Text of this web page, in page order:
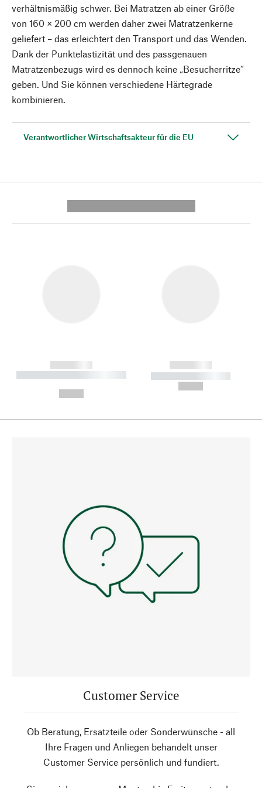
verhältnismäßig schwer. Bei Matratzen ab einer Größe
von 160 × 200 cm werden daher zwei Matratzenkerne
geliefert – das erleichtert den Transport und das Wenden.
Dank der Punktelastizität und des passgenauen
Matratzenbezugs wird es dennoch keine „Besucherritze“
geben. Und Sie können verschiedene Härtegrade
kombinieren.
Verantwortlicher Wirtschaftsakteur für die EU
------------
----------- ----------- --------
------------
----------- -----------
Customer Service
Ob Beratung, Ersatzteile oder Sonderwünsche - all
Ihre Fragen und Anliegen behandelt unser
Customer Service persönlich und fundiert.